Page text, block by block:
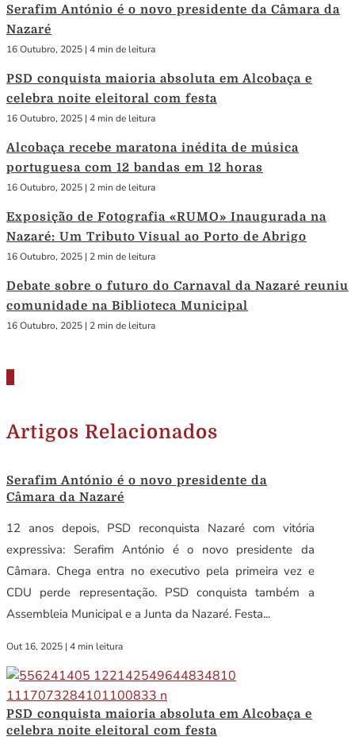
Serafim António é o novo presidente da Câmara da
Nazaré
16 Outubro, 2025 | 4 min de leitura
PSD conquista maioria absoluta em Alcobaça e
celebra noite eleitoral com festa
16 Outubro, 2025 | 4 min de leitura
Alcobaça recebe maratona inédita de música
portuguesa com 12 bandas em 12 horas
16 Outubro, 2025 | 2 min de leitura
Exposição de Fotografia «RUMO» Inaugurada na
Nazaré: Um Tributo Visual ao Porto de Abrigo
16 Outubro, 2025 | 2 min de leitura
Debate sobre o futuro do Carnaval da Nazaré reuniu
comunidade na Biblioteca Municipal
16 Outubro, 2025 | 2 min de leitura
Artigos Relacionados
Serafim António é o novo presidente da
Câmara da Nazaré
12 anos depois, PSD reconquista Nazaré com vitória
expressiva: Serafim António é o novo presidente da
Câmara. Chega entra no executivo pela primeira vez e
CDU perde representação. PSD conquista também a
Assembleia Municipal e a Junta da Nazaré. Festa...
Out 16, 2025 | 4 min leitura
PSD conquista maioria absoluta em Alcobaça e
celebra noite eleitoral com festa